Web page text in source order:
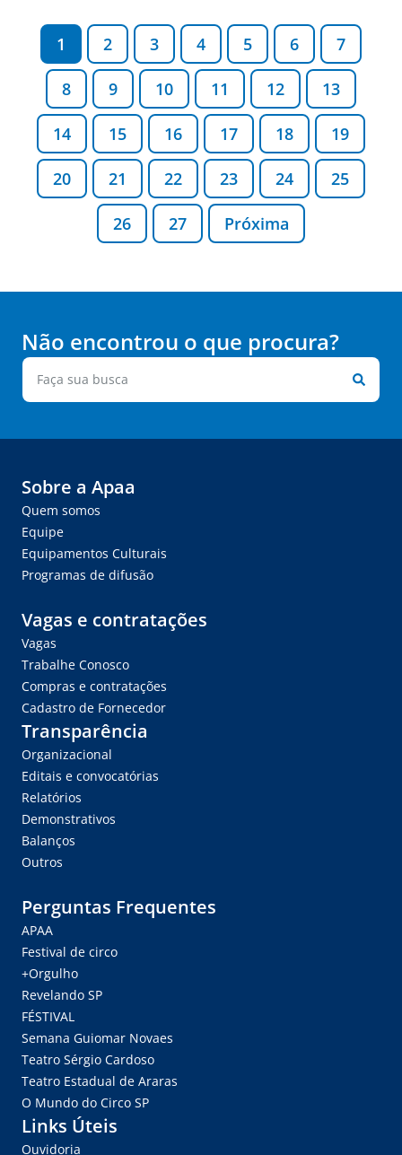
1 2 3 4 5 6 7
8 9 10 11 12 13
14 15 16 17 18 19
20 21 22 23 24 25
26 27 Próxima
Não encontrou o que procura?
Sobre a Apaa
Quem somos
Equipe
Equipamentos Culturais
Programas de difusão
Vagas e contratações
Vagas
Trabalhe Conosco
Compras e contratações
Cadastro de Fornecedor
Transparência
Organizacional
Editais e convocatórias
Relatórios
Demonstrativos
Balanços
Outros
Perguntas Frequentes
APAA
Festival de circo
+Orgulho
Revelando SP
FÉSTIVAL
Semana Guiomar Novaes
Teatro Sérgio Cardoso
Teatro Estadual de Araras
O Mundo do Circo SP
Links Úteis
Ouvidoria